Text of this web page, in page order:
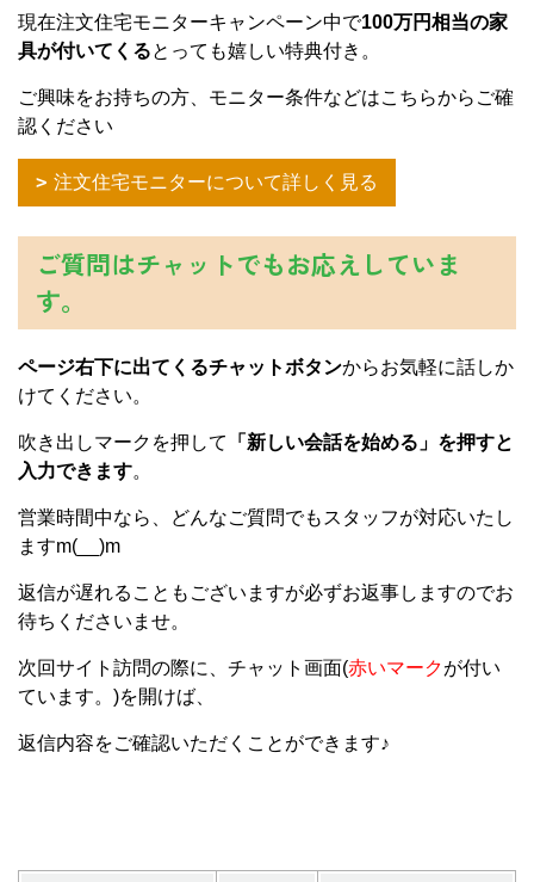
現在注文住宅モニターキャンペーン中で100万円相当の家
具が付いてくるとっても嬉しい特典付き。
ご興味をお持ちの方、モニター条件などはこちらからご確
認ください
注文住宅モニターについて詳しく見る
ご質問はチャットでもお応えしていま
す。
ページ右下に出てくるチャットボタンからお気軽に話しか
けてください。
吹き出しマークを押して
「新しい会話を始める」を押すと
入力できます。
営業時間中なら、どんなご質問でもスタッフが対応いたし
ますm(__)m
返信が遅れることもございますが必ずお返事しますのでお
待ちくださいませ。
次回サイト訪問の際に、チャット画面(赤いマークが付い
ています。)を開けば、
返信内容をご確認いただくことができます♪